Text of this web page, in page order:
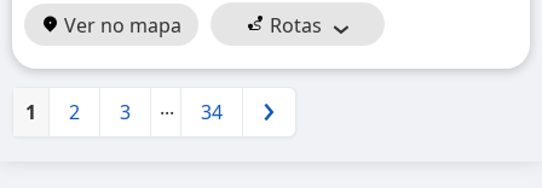
Ver no mapa
Rotas
1 2 3 ... 34 Próximo